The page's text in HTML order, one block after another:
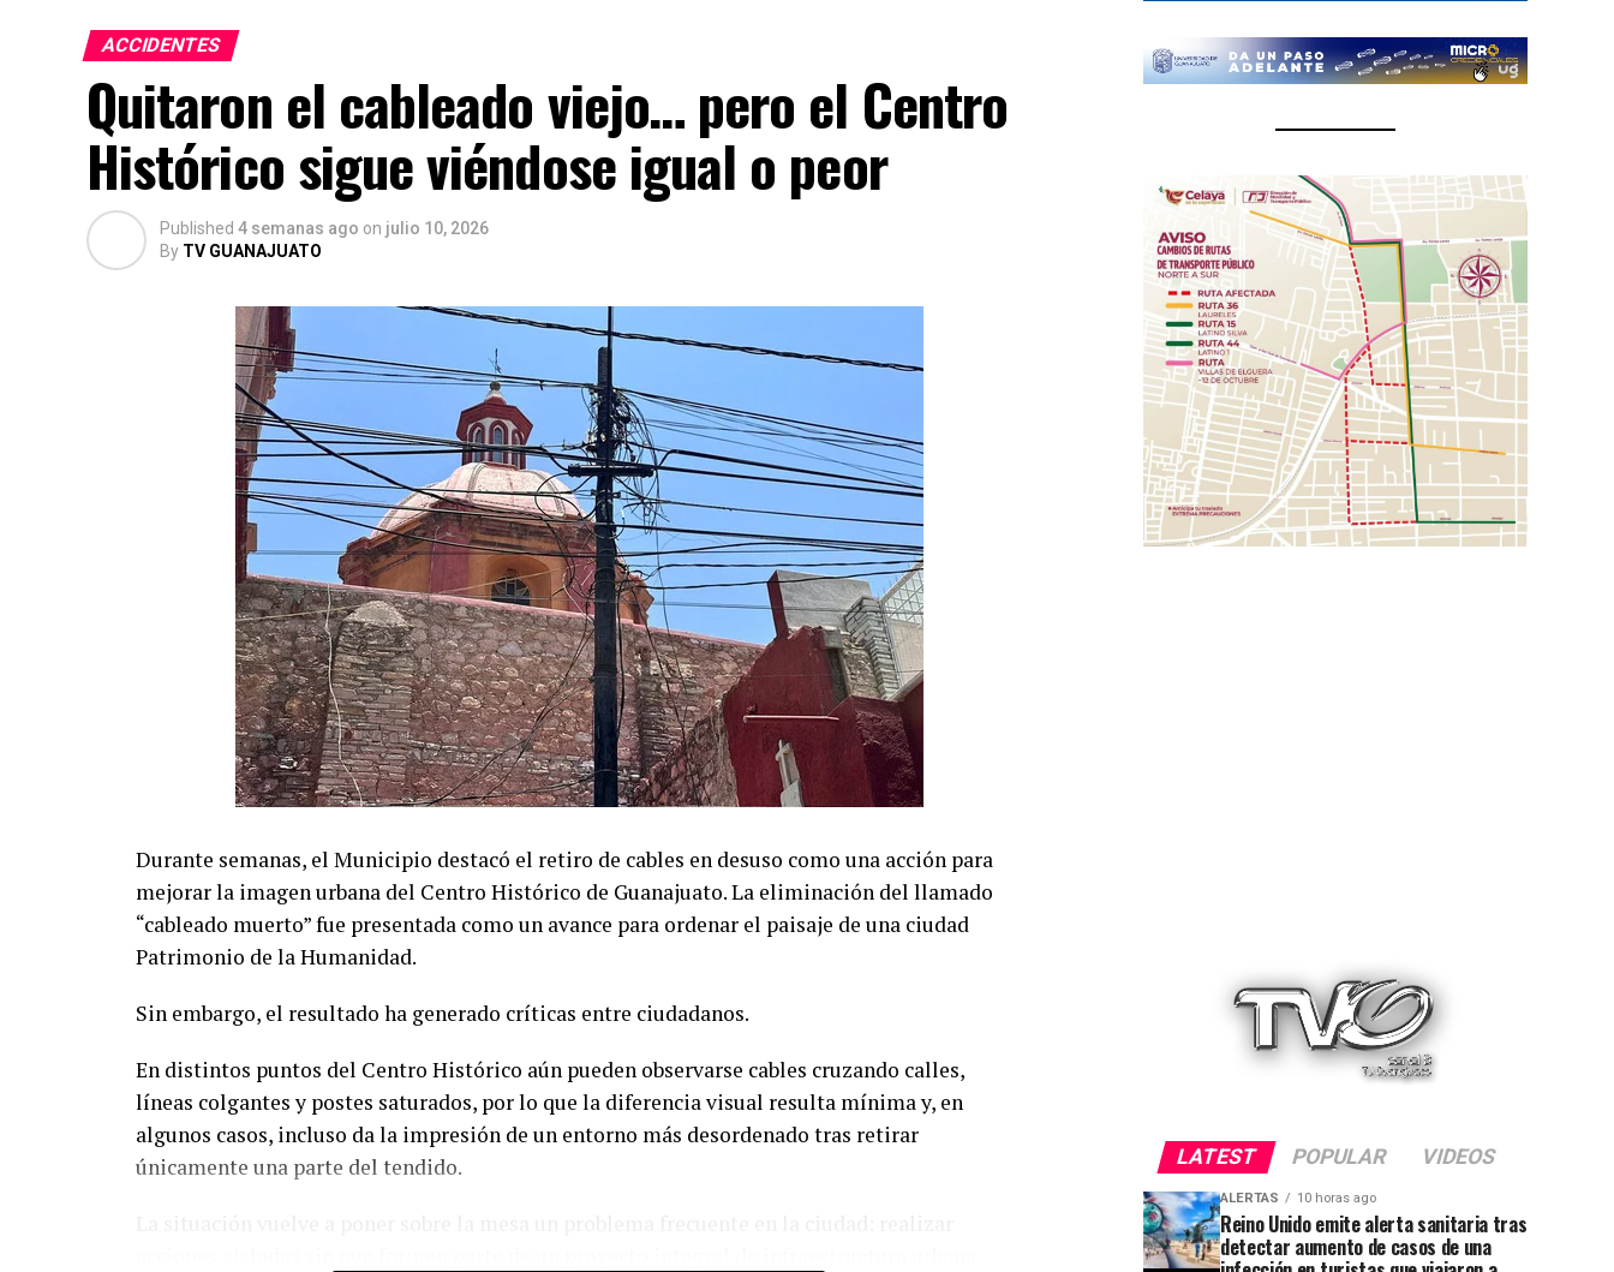
ACCIDENTES
Quitaron el cableado viejo… pero el Centro
Histórico sigue viéndose igual o peor
Published 4 semanas ago on julio 10, 2026
By TV GUANAJUATO
Durante semanas, el Municipio destacó el retiro de cables en desuso como una acción para
mejorar la imagen urbana del Centro Histórico de Guanajuato. La eliminación del llamado
“cableado muerto” fue presentada como un avance para ordenar el paisaje de una ciudad
Patrimonio de la Humanidad.
Sin embargo, el resultado ha generado críticas entre ciudadanos.
En distintos puntos del Centro Histórico aún pueden observarse cables cruzando calles,
líneas colgantes y postes saturados, por lo que la diferencia visual resulta mínima y, en
algunos casos, incluso da la impresión de un entorno más desordenado tras retirar
únicamente una parte del tendido.
LATEST POPULAR VIDEOS
ALERTAS 10 horas ago
Reino Unido emite alerta sanitaria tras
detectar aumento de casos de una